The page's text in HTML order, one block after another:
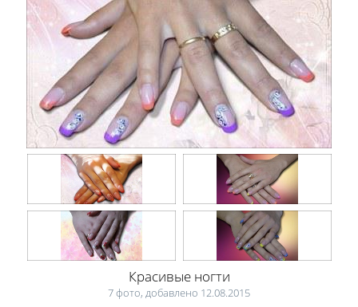
Красивые ногти
7 фото, добавлено 12.08.2015